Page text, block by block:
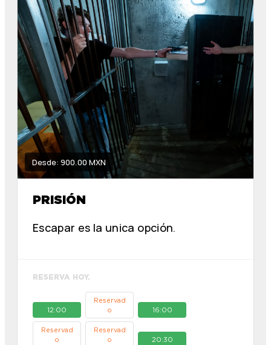
Desde: 900.00 MXN
PRISIÓN
Escapar es la unica opción.
RESERVA HOY.
12:00
Reservad
o
16:00
Reservad
o
Reservad
o
20:30